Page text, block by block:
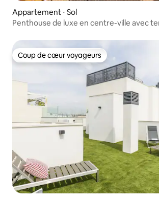
Appartement ⋅ Sol
Penthouse de luxe en centre-ville avec
Coup de cœur voyageurs
Coup de cœur voyageurs